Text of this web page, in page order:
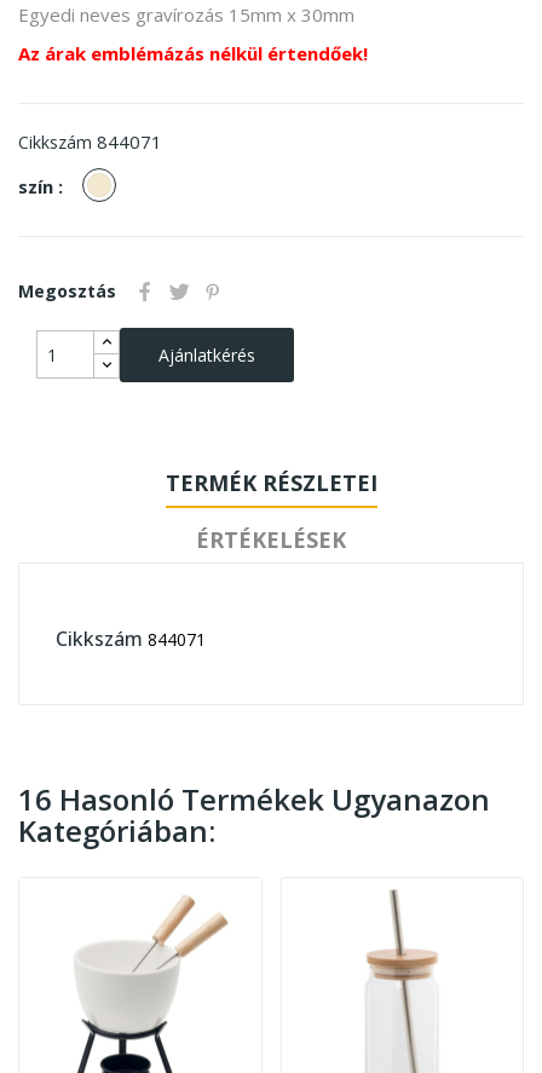
Egyedi neves gravírozás 15mm x 30mm
Az árak emblémázás nélkül értendőek!
Cikkszám 844071
szín :
Natúr
Megosztás
Ajánlatkérés
TERMÉK RÉSZLETEI
ÉRTÉKELÉSEK
Cikkszám 844071
16 Hasonló Termékek Ugyanazon
Kategóriában: